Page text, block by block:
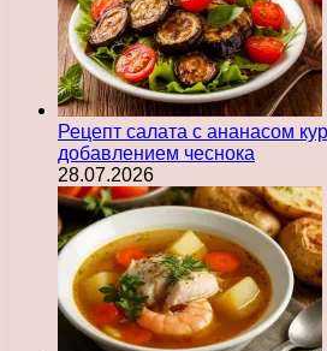
Рецепт салата с ананасом
добавлением чеснока
28.07.2026